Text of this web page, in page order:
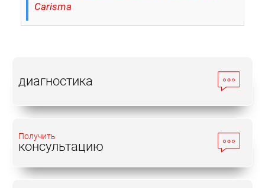
Carisma
диагностика
Получить
консультацию